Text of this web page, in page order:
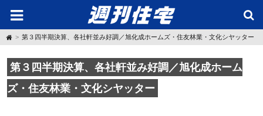
H
o
e
第３四半期決算、各社軒並み好調／旭化成ホームズ・住友林業・文化シヤッター
第３四半期決算、各社軒並み好調／旭化成ホーム
ズ・住友林業・文化シヤッター